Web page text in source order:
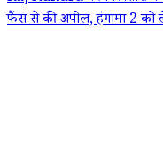
फैंस से की अपील, हंगामा 2 को